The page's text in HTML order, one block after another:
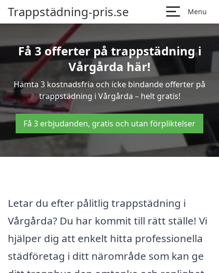
Trappstädning-pris.se Menu
Få 3 offerter på trappstädning i
Vårgårda här!
Hämta 3 kostnadsfria och icke bindande offerter på
trappstädning i Vårgårda – helt gratis!
Få 3 erbjudanden, gratis och utan förpliktelser
Letar du efter pålitlig trappstädning i
Vårgårda? Du har kommit till rätt ställe! Vi
hjälper dig att enkelt hitta professionella
städföretag i ditt närområde som kan ge